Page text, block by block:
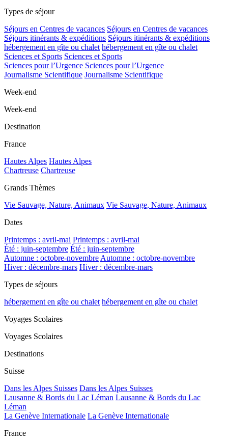
Types de séjour
Séjours en Centres de vacances Séjours en Centres de vacances
Séjours itinérants & expéditions Séjours itinérants & expéditions
hébergement en gîte ou chalet hébergement en gîte ou chalet
Sciences et Sports Sciences et Sports
Sciences pour l’Urgence Sciences pour l’Urgence
Journalisme Scientifique Journalisme Scientifique
Week-end
Week-end
Destination
France
Hautes Alpes Hautes Alpes
Chartreuse Chartreuse
Grands Thèmes
Vie Sauvage, Nature, Animaux Vie Sauvage, Nature, Animaux
Dates
Printemps : avril-mai Printemps : avril-mai
Été : juin-septembre Été : juin-septembre
Automne : octobre-novembre Automne : octobre-novembre
Hiver : décembre-mars Hiver : décembre-mars
Types de séjours
hébergement en gîte ou chalet hébergement en gîte ou chalet
Voyages Scolaires
Voyages Scolaires
Destinations
Suisse
Dans les Alpes Suisses Dans les Alpes Suisses
Lausanne & Bords du Lac Léman Lausanne & Bords du Lac
Léman
La Genève Internationale La Genève Internationale
France